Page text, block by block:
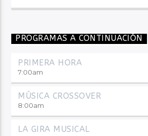
PROGRAMAS A CONTINUACIÓN
PRIMERA HORA
7:00am
MÚSICA CROSSOVER
8:00am
LA GIRA MUSICAL